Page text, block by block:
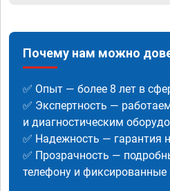
Почему нам можно
✅ Опыт — более 8 лет в
✅ Экспертность —
и диагностическим
✅ Надежность — гарантия
✅ Прозрачность —
телефону и фиксированные